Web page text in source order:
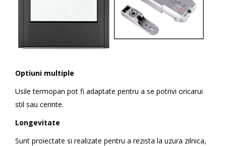
Optiuni multiple
Usile termopan pot fi adaptate pentru a se potrivi oricarui
stil sau cerinte.
Longevitate
Sunt proiectate si realizate pentru a rezista la uzura zilnica,